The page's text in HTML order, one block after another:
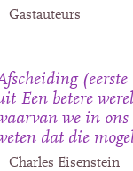
Gastauteurs
(eerste
Een betere
we in
dat die
Charles Eisenstein